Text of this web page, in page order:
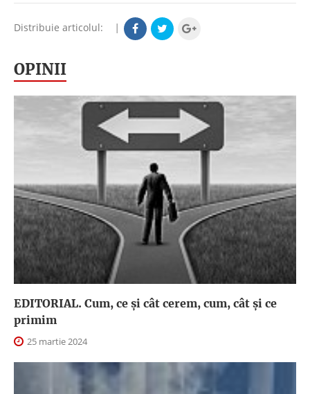
Distribuie articolul: |
OPINII
EDITORIAL. Cum, ce şi cât cerem, cum, cât şi ce
primim
25 martie 2024